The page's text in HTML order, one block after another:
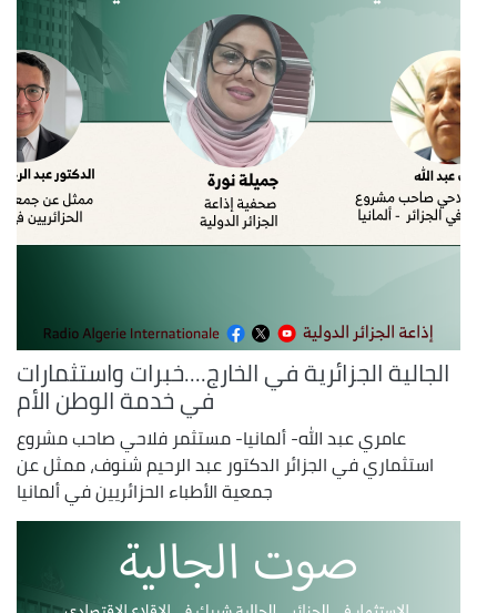
الجالية الجزائرية في الخارج....خبرات واستثمارات
في خدمة الوطن الأم
عامري عبد الله- ألمانيا- مستثمر فلاحي صاحب مشروع
استثماري في الجزائر الدكتور عبد الرحيم شنوف، ممثل عن
جمعية الأطباء الحزائريين في ألمانيا